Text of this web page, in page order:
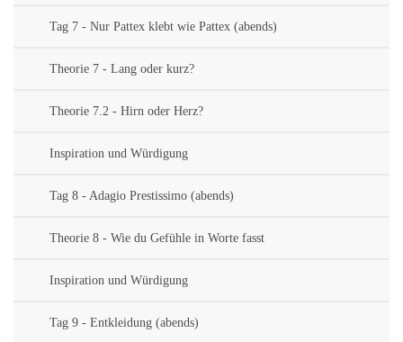
Tag 7 - Nur Pattex klebt wie Pattex (abends)
Theorie 7 - Lang oder kurz?
Theorie 7.2 - Hirn oder Herz?
Inspiration und Würdigung
Tag 8 - Adagio Prestissimo (abends)
Theorie 8 - Wie du Gefühle in Worte fasst
Inspiration und Würdigung
Tag 9 - Entkleidung (abends)